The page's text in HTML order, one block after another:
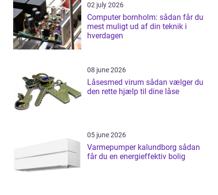
02 july 2026
Computer bornholm: sådan får du
mest muligt ud af din teknik i
hverdagen
08 june 2026
Låsesmed virum sådan vælger du
den rette hjælp til dine låse
05 june 2026
Varmepumper kalundborg sådan
får du en energieffektiv bolig